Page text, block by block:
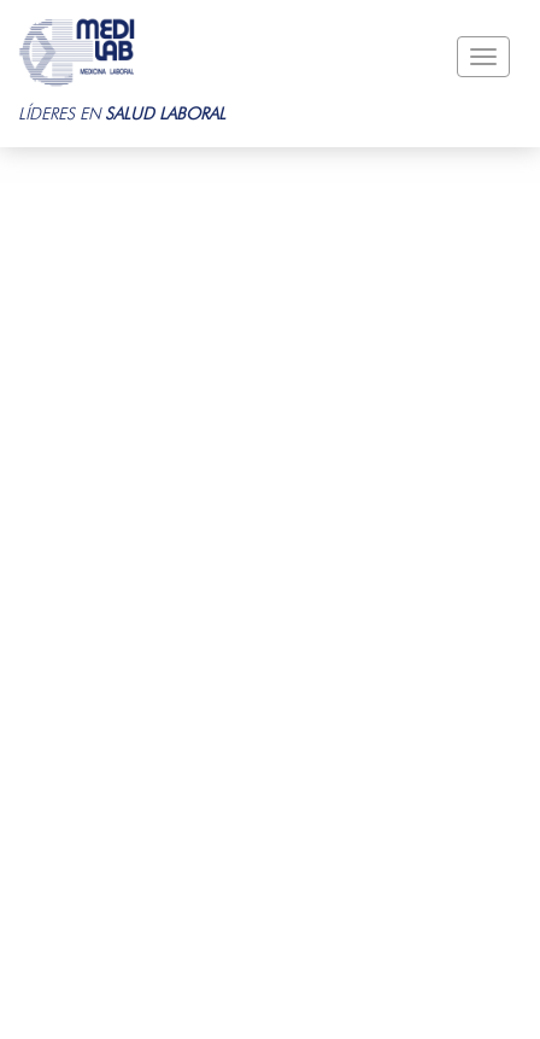
Toggle
LÍDERES ENSALUD LABORAL